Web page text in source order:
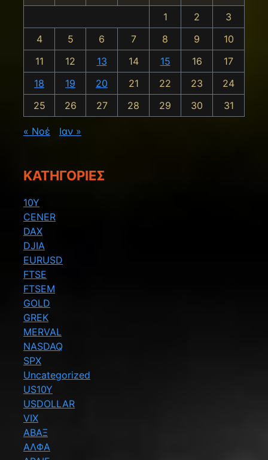
1 2
3
4
5 6 7 8 9
10
11
12 13 14 15 16
17
18
19 20 21 22 23
24
25
26 27 28 29 30 31
« Νοέ Ιαν »
KΑΤΗΓΟΡΊΕΣ
10Y
CENER
DAX
DJIA
EURUSD
FTSE
FTSEM
GOLD
GREK
MERVAL
NASDAQ
SPX
Uncategorized
US10Y
USDOLLAR
VIX
ΑΒΑΞ
ΑΛΦΑ